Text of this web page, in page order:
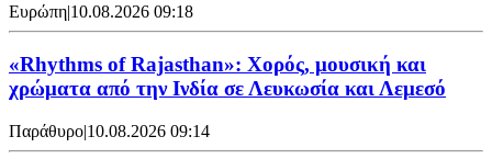
Ευρώπη|10.08.2026 09:18
«Rhythms of Rajasthan»: Χορός, μουσική και
χρώματα από την Ινδία σε Λευκωσία και Λεμεσό
Παράθυρο|10.08.2026 09:14